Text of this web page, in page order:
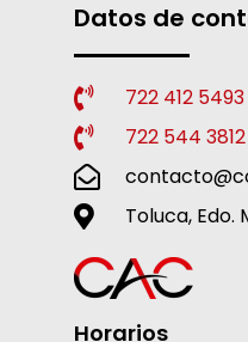
Datos de
722 412 5493
722 544 3812
Toluca, Edo.
Horarios